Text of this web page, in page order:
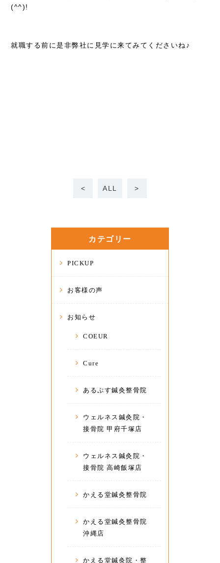
(^^)!
就職する前に是非弊社に見学に来てみてくださいね♪
< ALL >
カテゴリー
PICKUP
お客様の声
お知らせ
COEUR
Cure
あるぷす鍼灸整骨院
ウェルネス鍼灸院・
接骨院 甲府千塚店
ウェルネス鍼灸院・
接骨院 高崎飯塚店
かえる堂鍼灸整骨院
かえる堂鍼灸整骨院
沖縄店
かえる堂鍼灸院・整